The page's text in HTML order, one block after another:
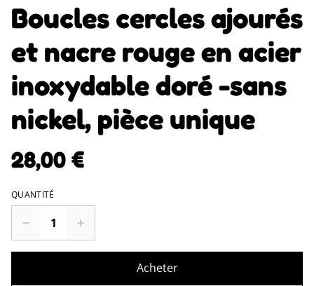
Boucles cercles ajourés
et nacre rouge en acier
inoxydable doré -sans
nickel, pièce unique
28,00 €
QUANTITÉ
Acheter